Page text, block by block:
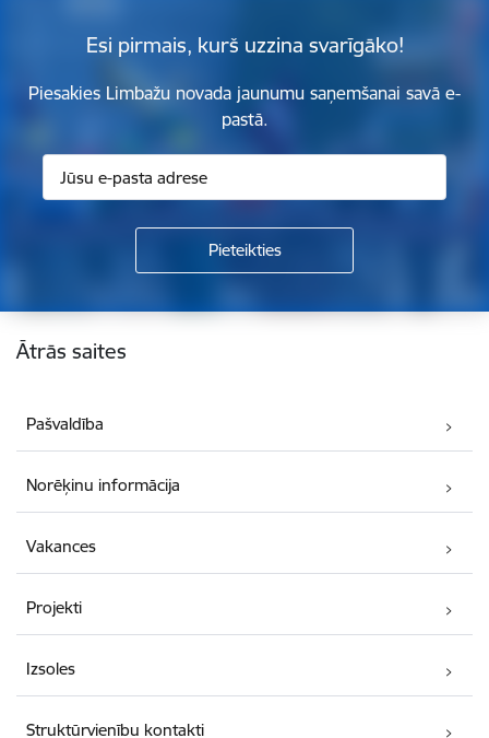
Esi pirmais, kurš uzzina svarīgāko!
Piesakies Limbažu novada jaunumu saņemšanai savā e-
pastā.
Kājene
Ātrās saites
Pašvaldība
Norēķinu informācija
Vakances
Projekti
Izsoles
Struktūrvienību kontakti